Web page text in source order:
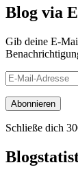
Blog via
Gib deine E-
E-
Mail-
Adresse
Abonnieren
Schließe dich